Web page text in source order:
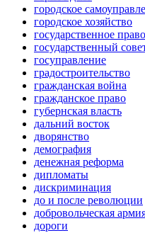
городское
городское хозяйство
государственное право
государственный
госуправление
градостроительство
гражданская война
гражданское право
губернская власть
дальний восток
дворянство
демография
денежная реформа
дипломаты
дискриминация
до и после революции
добровольческая
дороги